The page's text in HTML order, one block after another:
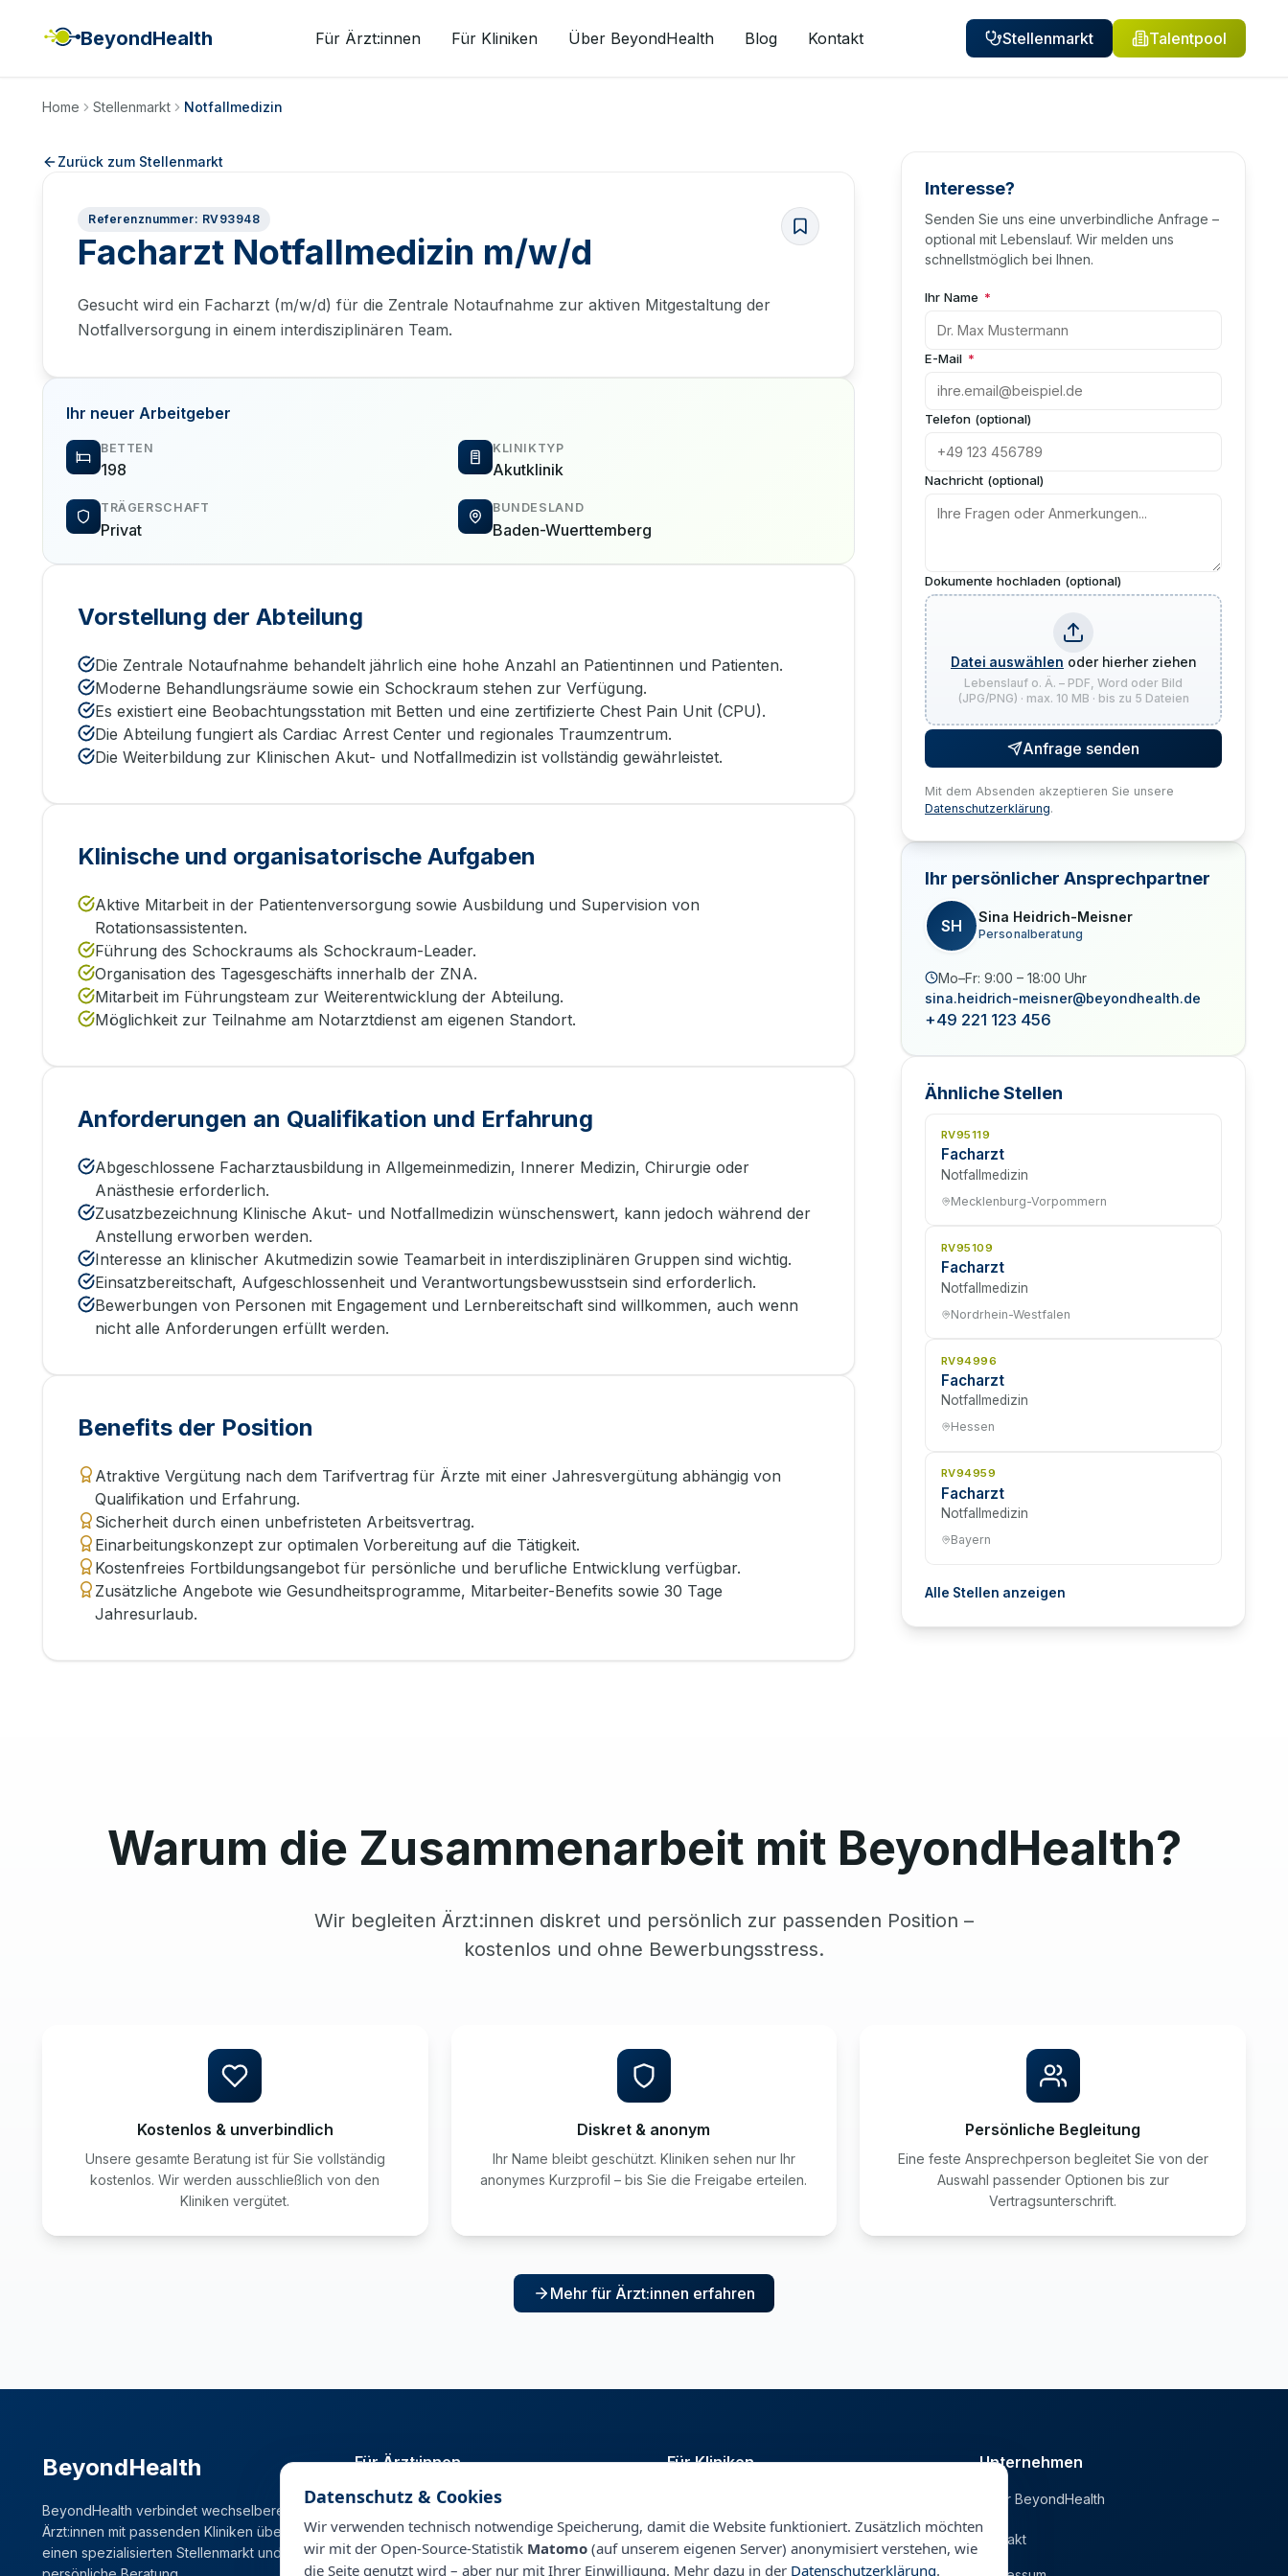
BeyondHealth Für Ärzt:innen Für Kliniken Über BeyondHealth Blog Kontakt Stellenmarkt Talentpool
Home Stellenmarkt Notfallmedizin
Zurück zum Stellenmarkt
Referenznummer: RV93948
Facharzt Notfallmedizin m/w/d
Gesucht wird ein Facharzt (m/w/d) für die Zentrale Notaufnahme zur aktiven Mitgestaltung der
Notfallversorgung in einem interdisziplinären Team.
Ihr neuer Arbeitgeber
BETTEN
198
KLINIKTYP
Akutklinik
TRÄGERSCHAFT
Privat
BUNDESLAND
Baden-Wuerttemberg
Vorstellung der Abteilung
Die Zentrale Notaufnahme behandelt jährlich eine hohe Anzahl an Patientinnen und Patienten.
Moderne Behandlungsräume sowie ein Schockraum stehen zur Verfügung.
Es existiert eine Beobachtungsstation mit Betten und eine zertifizierte Chest Pain Unit (CPU).
Die Abteilung fungiert als Cardiac Arrest Center und regionales Traumzentrum.
Die Weiterbildung zur Klinischen Akut- und Notfallmedizin ist vollständig gewährleistet.
Klinische und organisatorische Aufgaben
Aktive Mitarbeit in der Patientenversorgung sowie Ausbildung und Supervision von
Rotationsassistenten.
Führung des Schockraums als Schockraum-Leader.
Organisation des Tagesgeschäfts innerhalb der ZNA.
Mitarbeit im Führungsteam zur Weiterentwicklung der Abteilung.
Möglichkeit zur Teilnahme am Notarztdienst am eigenen Standort.
Anforderungen an Qualifikation und Erfahrung
Abgeschlossene Facharztausbildung in Allgemeinmedizin, Innerer Medizin, Chirurgie oder
Anästhesie erforderlich.
Zusatzbezeichnung Klinische Akut- und Notfallmedizin wünschenswert, kann jedoch während der
Anstellung erworben werden.
Interesse an klinischer Akutmedizin sowie Teamarbeit in interdisziplinären Gruppen sind wichtig.
Einsatzbereitschaft, Aufgeschlossenheit und Verantwortungsbewusstsein sind erforderlich.
Bewerbungen von Personen mit Engagement und Lernbereitschaft sind willkommen, auch wenn
nicht alle Anforderungen erfüllt werden.
Benefits der Position
Atraktive Vergütung nach dem Tarifvertrag für Ärzte mit einer Jahresvergütung abhängig von
Qualifikation und Erfahrung.
Sicherheit durch einen unbefristeten Arbeitsvertrag.
Einarbeitungskonzept zur optimalen Vorbereitung auf die Tätigkeit.
Kostenfreies Fortbildungsangebot für persönliche und berufliche Entwicklung verfügbar.
Zusätzliche Angebote wie Gesundheitsprogramme, Mitarbeiter-Benefits sowie 30 Tage
Jahresurlaub.
Interesse?
Senden Sie uns eine unverbindliche Anfrage –
optional mit Lebenslauf. Wir melden uns
schnellstmöglich bei Ihnen.
Ihr Name *
E-Mail *
Telefon (optional)
Nachricht (optional)
Dokumente hochladen (optional)
Datei auswählen oder hierher ziehen
Lebenslauf o. Ä. – PDF, Word oder Bild
(JPG/PNG) · max. 10 MB · bis zu 5 Dateien
Anfrage senden
Mit dem Absenden akzeptieren Sie unsere
Datenschutzerklärung.
Ihr persönlicher Ansprechpartner
SH Sina Heidrich-Meisner
Personalberatung
Mo–Fr: 9:00 – 18:00 Uhr
sina.heidrich-meisner@beyondhealth.de
+49 221 123 456
Ähnliche Stellen
RV95119
Facharzt
Notfallmedizin
Mecklenburg-Vorpommern
RV95109
Facharzt
Notfallmedizin
Nordrhein-Westfalen
RV94996
Facharzt
Notfallmedizin
Hessen
RV94959
Facharzt
Notfallmedizin
Bayern
Alle Stellen anzeigen
Warum die Zusammenarbeit mit BeyondHealth?
Wir begleiten Ärzt:innen diskret und persönlich zur passenden Position –
kostenlos und ohne Bewerbungsstress.
Kostenlos & unverbindlich
Unsere gesamte Beratung ist für Sie vollständig
kostenlos. Wir werden ausschließlich von den
Kliniken vergütet.
Diskret & anonym
Ihr Name bleibt geschützt. Kliniken sehen nur Ihr
anonymes Kurzprofil – bis Sie die Freigabe erteilen.
Persönliche Begleitung
Eine feste Ansprechperson begleitet Sie von der
Auswahl passender Optionen bis zur
Vertragsunterschrift.
Mehr für Ärzt:innen erfahren
BeyondHealth
BeyondHealth verbindet wechselbereite
Ärzt:innen mit passenden Kliniken über
einen spezialisierten Stellenmarkt und
Für Ärzt:innen
Stellenmarkt
Karrieremanagement
Für Kliniken
Personalberatung & Direktsuche
Unternehmen
Über BeyondHealth
Kontakt
Datenschutz & Cookies
Wir verwenden technisch notwendige Speicherung, damit die Website funktioniert. Zusätzlich möchten
wir mit der Open-Source-Statistik Matomo (auf unserem eigenen Server) anonymisiert verstehen, wie
die Seite genutzt wird – aber nur mit Ihrer Einwilligung. Mehr dazu in der Datenschutzerklärung.